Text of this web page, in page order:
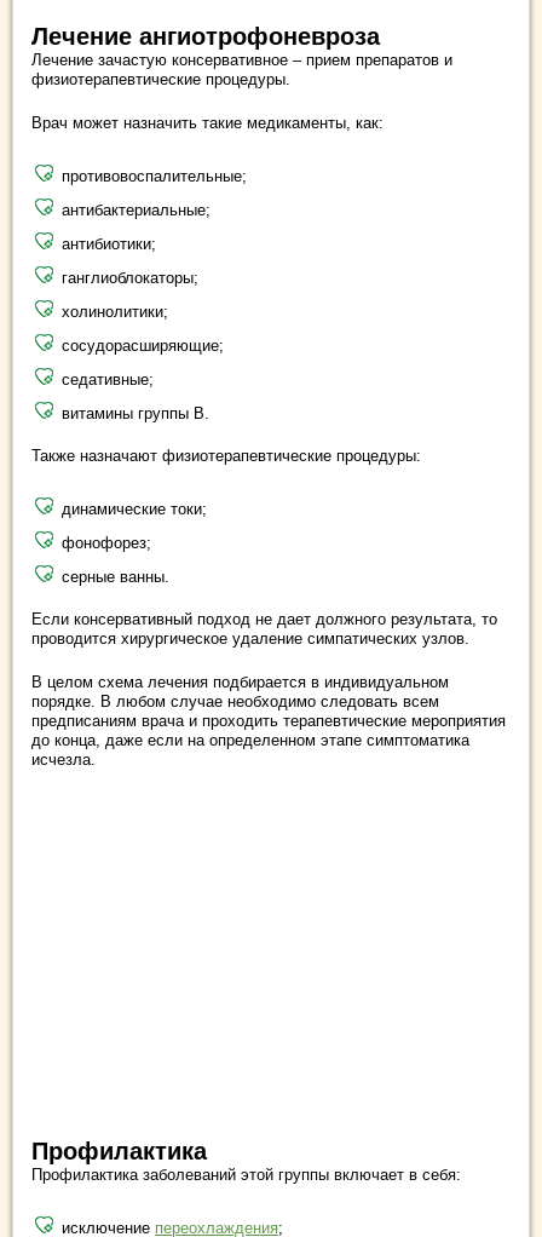
Лечение ангиотрофоневроза
Лечение зачастую консервативное – прием препаратов и
физиотерапевтические процедуры.
Врач может назначить такие медикаменты, как:
противовоспалительные;
антибактериальные;
антибиотики;
ганглиоблокаторы;
холинолитики;
сосудорасширяющие;
седативные;
витамины группы В.
Также назначают физиотерапевтические процедуры:
динамические токи;
фонофорез;
серные ванны.
Если консервативный подход не дает должного результата, то
проводится хирургическое удаление симпатических узлов.
В целом схема лечения подбирается в индивидуальном
порядке. В любом случае необходимо следовать всем
предписаниям врача и проходить терапевтические мероприятия
до конца, даже если на определенном этапе симптоматика
исчезла.
Профилактика
Профилактика заболеваний этой группы включает в себя:
исключение переохлаждения;